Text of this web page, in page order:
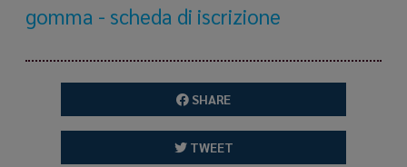
gomma - scheda di iscrizione
SHARE
TWEET